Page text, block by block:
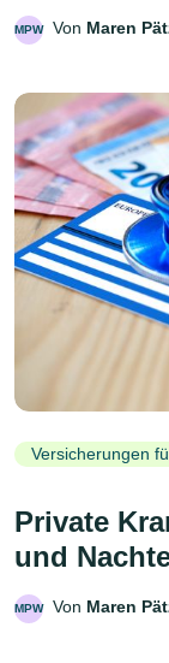
MPW Von Maren
Versicherungen
Private
und
MPW Von Maren